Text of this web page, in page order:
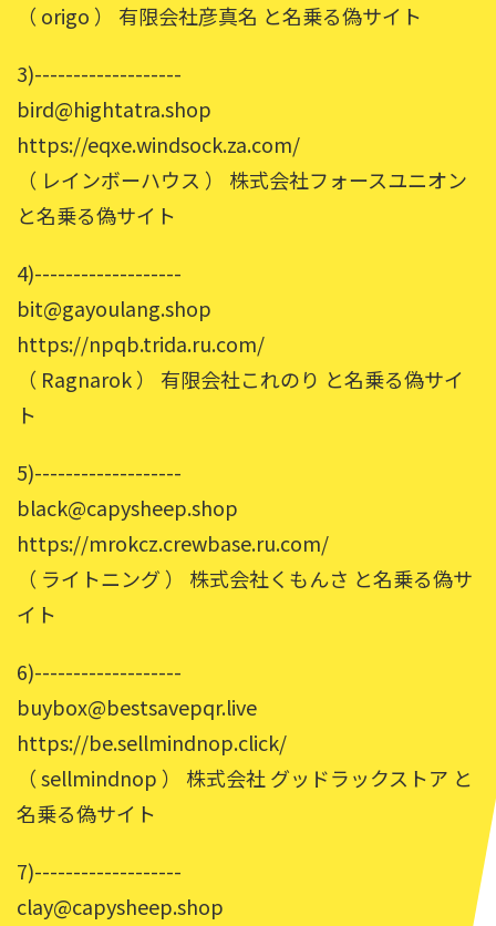
（ origo ） 有限会社彦真名 と名乗る偽サイト
3)-------------------
bird@hightatra.shop
https://eqxe.windsock.za.com/
（ レインボーハウス ） 株式会社フォースユニオン
と名乗る偽サイト
4)-------------------
bit@gayoulang.shop
https://npqb.trida.ru.com/
（ Ragnarok ） 有限会社これのり と名乗る偽サイ
ト
5)-------------------
black@capysheep.shop
https://mrokcz.crewbase.ru.com/
（ ライトニング ） 株式会社くもんさ と名乗る偽サ
イト
6)-------------------
buybox@bestsavepqr.live
https://be.sellmindnop.click/
（ sellmindnop ） 株式会社 グッドラックストア と
名乗る偽サイト
7)-------------------
clay@capysheep.shop